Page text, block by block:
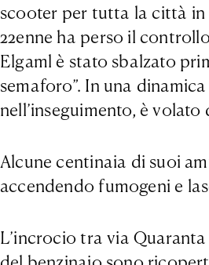
scooter per tutta la città in
22enne ha perso il
Elgaml è stato sbalzato
semaforo”. In una
nell’inseguimento, è
Alcune centinaia di suoi
accendendo fumogeni e
L’incrocio tra via